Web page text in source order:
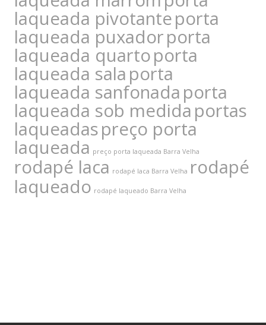
laqueada pivotanteporta
laqueada puxadorporta
laqueada quartoporta
laqueada sala porta
laqueada sanfonada porta
laqueada sob medida portas
laqueadaspreço porta
laqueada preço porta laqueada Barra Velha
rodapé laca rodapé laca Barra Velha rodapé
laqueado rodapé laqueado Barra Velha